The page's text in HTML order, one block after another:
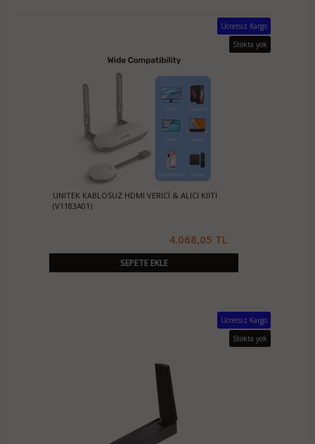
Ücretsiz Kargo
Stokta yok
UNITEK KABLOSUZ HDMI VERİCİ & ALICI KIİTİ
(V1183A01)
4.068,05 TL
SEPETE EKLE
Ücretsiz Kargo
Stokta yok